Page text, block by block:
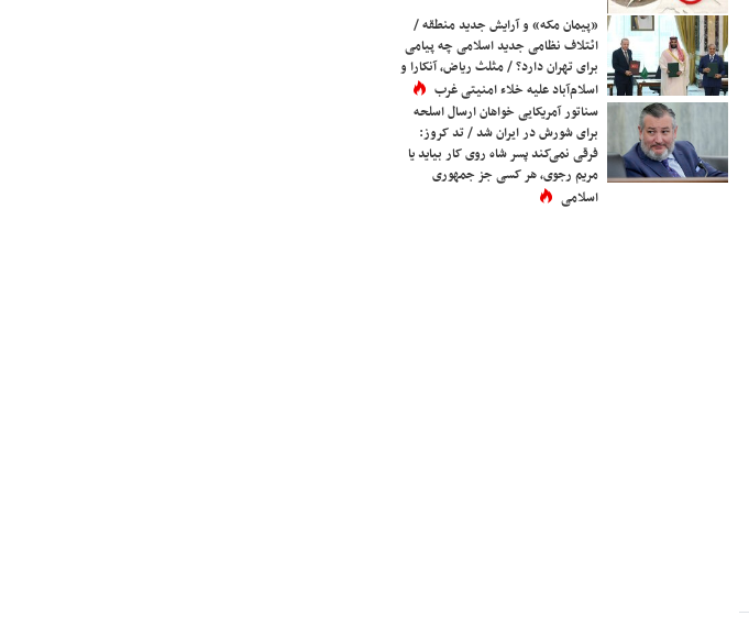
«پیمان مکه» و آرایش جدید منطقه /
ائتلاف نظامی جدید اسلامی چه پیامی
برای تهران دارد؟ / مثلث ریاض، آنکارا و
اسلام‌آباد علیه خلاء امنیتی غرب
سناتور آمریکایی خواهان ارسال اسلحه
برای شورش در ایران شد / تد کروز:
فرقی نمی‌کند پسر شاه روی کار بیاید یا
مریم رجوی، هر کسی جز جمهوری
اسلامی